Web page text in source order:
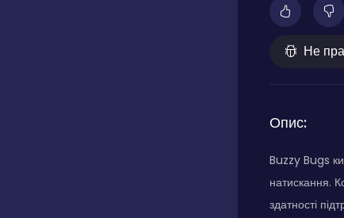
Не
Опис:
Buzzy Bugs
натискання.
здатності